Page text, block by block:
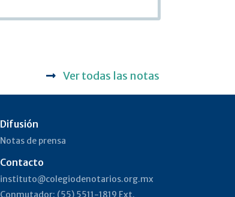
Ver todas las notas
Difusión
Notas de prensa
Contacto
instituto@colegiodenotarios.org.mx
Conmutador: (55) 5511-1819 Ext.